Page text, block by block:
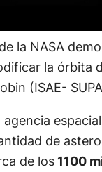
la NASA
la órbita
(ISAE-
de
de los1100